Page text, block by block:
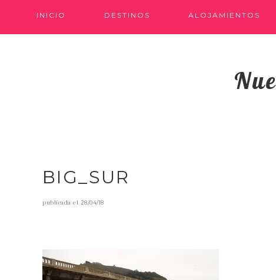
INICIO DESTINOS ALOJAMIENTOS
BIG_SUR
publicada el 28/04/18